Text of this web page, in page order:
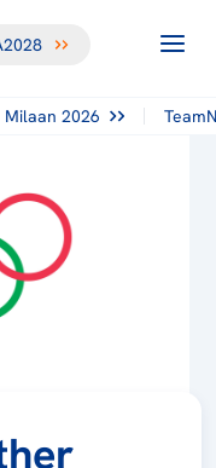
Milaan 2026